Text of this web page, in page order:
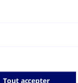
Autres particulier
Tout accepter